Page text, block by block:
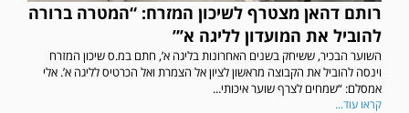
רותם דהאן מצטרף לשיכון המזרח: “המטרה ברורה
להוביל את המועדון לליגה א’”
השוער הבכיר, ששיחק בשנים האחרונות בליגה א’, חתם במ.ס שיכון המזרח
וינסה להוביל את הקבוצה מראשון לציון אל הצמרת ואל הכרטיס לליגה א’. אלי
אמסלם: “שמחים לצרף שוער איכותי...
קראו עוד...